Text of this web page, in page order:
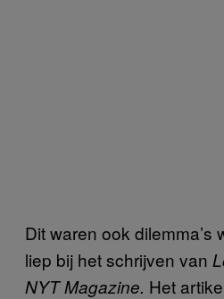
Dit waren ook dilemma’s
liep bij het schrijven van
NYT Magazine. Het